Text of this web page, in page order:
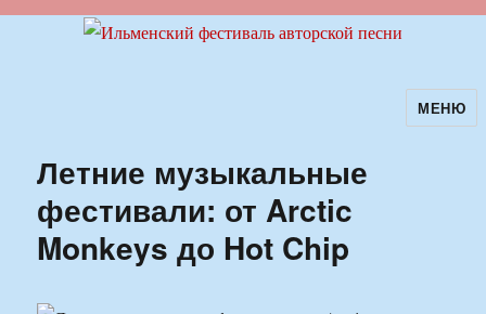
Ильменский фестиваль авторскойМЕНЮ
Летние музыкальные
фестивали: от Arctic
Monkeys до Hot Chip